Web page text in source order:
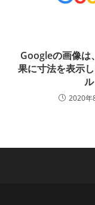
Googleの画像は
果に寸法を表示
ル
2020年